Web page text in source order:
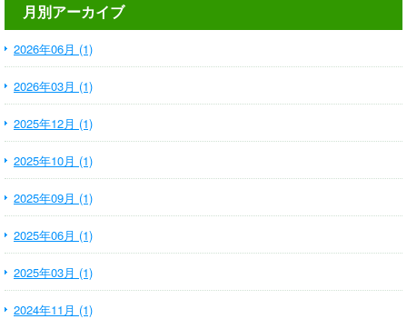
月別アーカイブ
2026年06月 (1)
2026年03月 (1)
2025年12月 (1)
2025年10月 (1)
2025年09月 (1)
2025年06月 (1)
2025年03月 (1)
2024年11月 (1)